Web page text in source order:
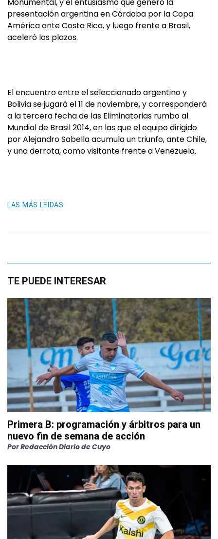
presentación argentina en Córdoba por la Copa
América ante Costa Rica, y luego frente a Brasil,
aceleró los plazos.
El encuentro entre el seleccionado argentino y
Bolivia se jugará el 11 de noviembre, y corresponderá
a la tercera fecha de las Eliminatorias rumbo al
Mundial de Brasil 2014, en las que el equipo dirigido
por Alejandro Sabella acumula un triunfo, ante Chile,
y una derrota, como visitante frente a Venezuela.
LAS MÁS LEIDAS
TE PUEDE INTERESAR
Primera B: programación y árbitros para un
nuevo fin de semana de acción
PorRedacción Diario de Cuyo